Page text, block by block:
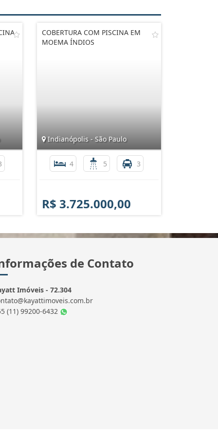
COBERTURA COM PISCINA EM
MOEMA ÍNDIOS
Indianópolis - São Paulo
4 5 3
R$ 3.725.000,00
de Contato
Imóveis - 72.304
(11) 99200-6432